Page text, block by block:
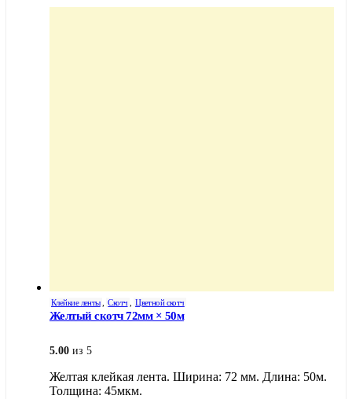
Клейкие ленты, Скотч , Цветной скотч
Желтый скотч 72мм × 50м
5.00 из 5
Желтая клейкая лента. Ширина: 72 мм. Длина: 50м.
Толщина: 45мкм.